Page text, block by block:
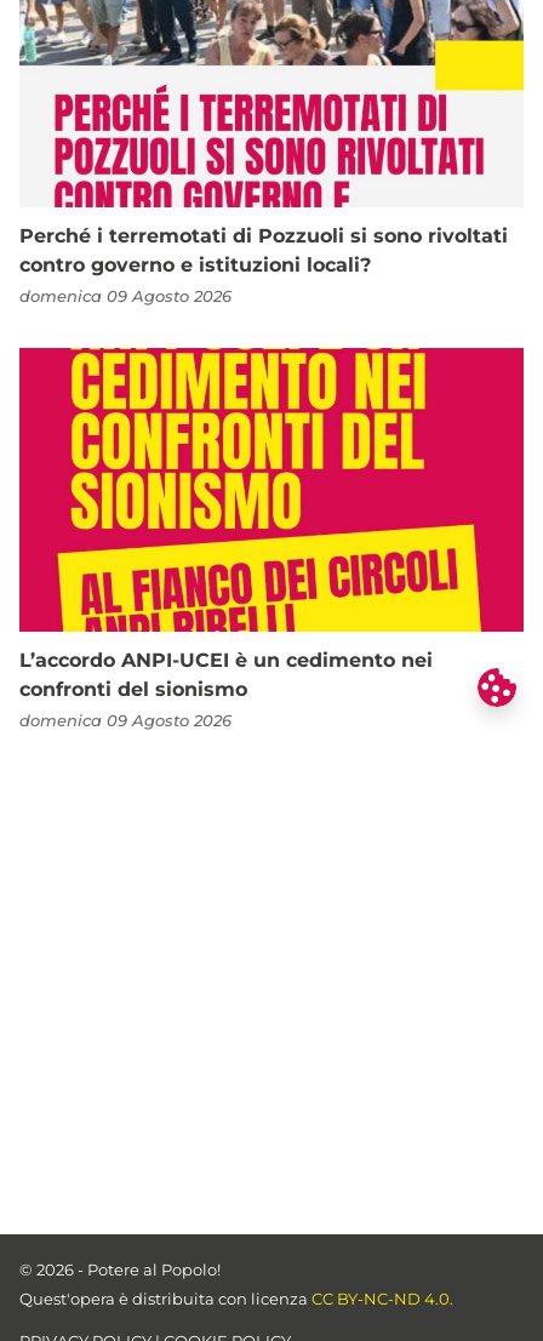
Perché i terremotati di Pozzuoli si sono rivoltati
contro governo e istituzioni locali?
domenica 09 Agosto 2026
L’accordo ANPI-UCEI è un cedimento nei
confronti del sionismo
domenica 09 Agosto 2026
© 2026 - Potere al Popolo!
Quest'opera è distribuita con licenza CC BY-NC-ND 4.0.